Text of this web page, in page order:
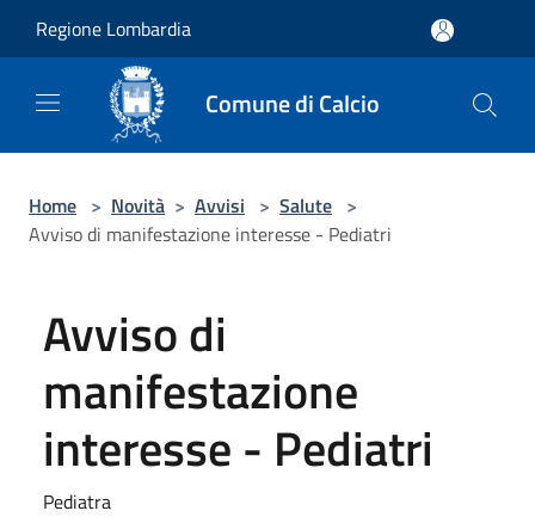
Regione Lombardia
Comune di Calcio
Home > Novità > Avvisi > Salute >
Avviso di manifestazione interesse - Pediatri
Avviso di
manifestazione
interesse - Pediatri
Pediatra